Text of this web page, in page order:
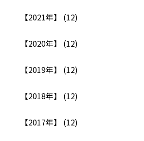
【2021年】 (12)
【2020年】 (12)
【2019年】 (12)
【2018年】 (12)
【2017年】 (12)